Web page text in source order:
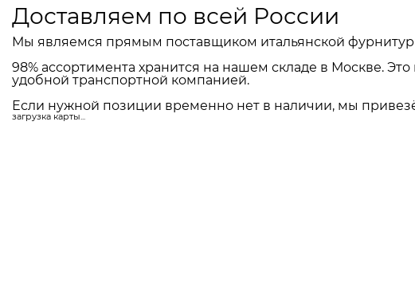
Доставляем по всей России
Мы являемся прямым поставщиком итальянской
98% ассортимента хранится на нашем складе в Москве.
удобной транспортной компанией.
Если нужной позиции временно нет в наличии, мы
загрузка карты...